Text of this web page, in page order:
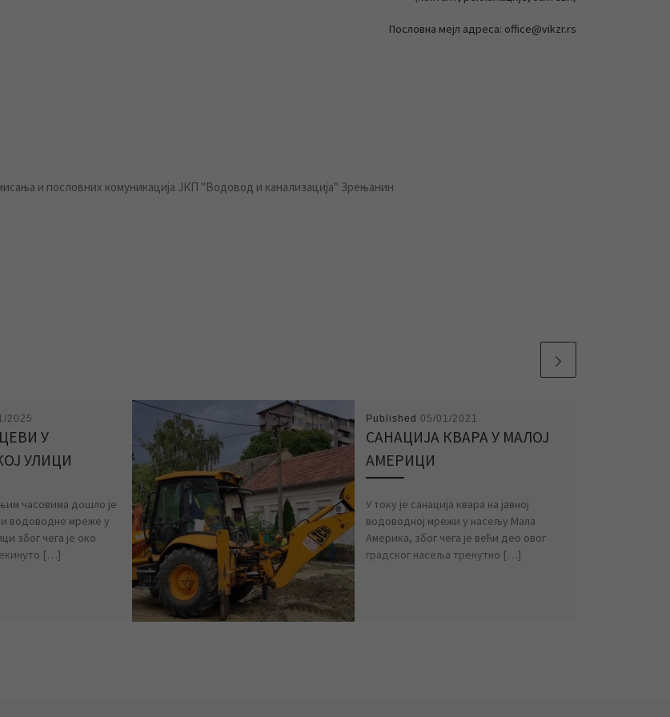
и пословних комуникација ЈКП "Водовод и канализација" Зрењанин
2025
У
УЛИЦИ
часовима дошло је
водоводне мреже у
због чега је око
[…]
Published 05/01/2021
САНАЦИЈА КВАРА У МАЛОЈ
АМЕРИЦИ
У току је санација квара на јавној
водоводној мрежи у насељу Мала
Америка, због чега је већи део овог
градског насеља тренутно […]
Пословна мејл адреса: office@vikzr.rs